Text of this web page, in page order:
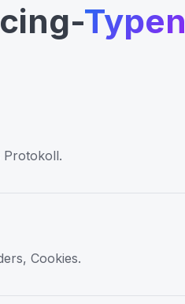
Typen
Protokoll.
Cookies.